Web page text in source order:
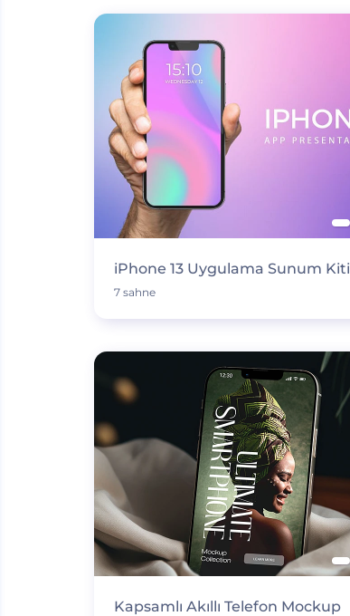
iPhone 13 Uygulama Sunum Kiti
7 sahne
Kapsamlı Akıllı Telefon Mockup